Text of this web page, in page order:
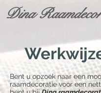
Dina
Bent u opzoek naar een
raamdecoratie voor een